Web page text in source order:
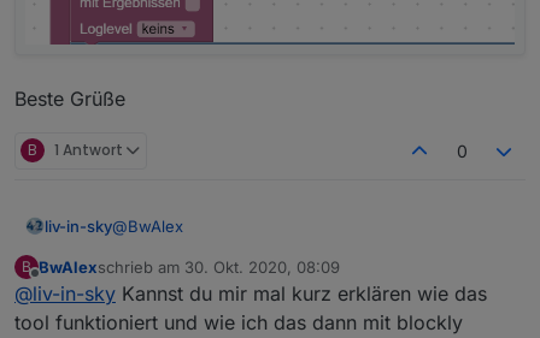
Beste Grüße
B 1 Antwort 0
liv-in-sky@BwAlex
ich mache das über dieses tool
https://forum.iobroker.net/post/392379
B
Offline
BwAlexschrieb am 30. Okt. 2020, 08:09
zuletzt editiert von
@liv-in-sky Kannst du mir mal kurz erklären wie das
tool funktioniert und wie ich das dann mit blockly